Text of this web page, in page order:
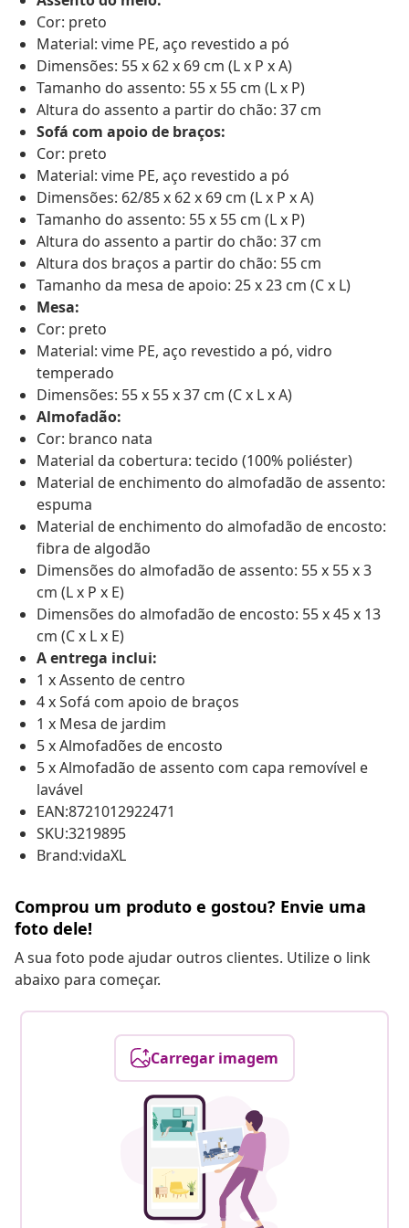
Cor: preto
Material: vime PE, aço revestido a pó
Dimensões: 55 x 62 x 69 cm (L x P x A)
Tamanho do assento: 55 x 55 cm (L x P)
Altura do assento a partir do chão: 37 cm
Sofá com apoio de braços:
Cor: preto
Material: vime PE, aço revestido a pó
Dimensões: 62/85 x 62 x 69 cm (L x P x A)
Tamanho do assento: 55 x 55 cm (L x P)
Altura do assento a partir do chão: 37 cm
Altura dos braços a partir do chão: 55 cm
Tamanho da mesa de apoio: 25 x 23 cm (C x L)
Mesa:
Cor: preto
Material: vime PE, aço revestido a pó, vidro
temperado
Dimensões: 55 x 55 x 37 cm (C x L x A)
Almofadão:
Cor: branco nata
Material da cobertura: tecido (100% poliéster)
Material de enchimento do almofadão de assento:
espuma
Material de enchimento do almofadão de encosto:
fibra de algodão
Dimensões do almofadão de assento: 55 x 55 x 3
cm (L x P x E)
Dimensões do almofadão de encosto: 55 x 45 x 13
cm (C x L x E)
A entrega inclui:
1 x Assento de centro
4 x Sofá com apoio de braços
1 x Mesa de jardim
5 x Almofadões de encosto
5 x Almofadão de assento com capa removível e
lavável
EAN:8721012922471
SKU:3219895
Brand:vidaXL
Comprou um produto e gostou? Envie uma
foto dele!
A sua foto pode ajudar outros clientes. Utilize o link
abaixo para começar.
Carregar imagem